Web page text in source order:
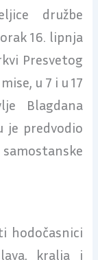
družbe
16. lipnja
Presvetog
u 7 i u 17
Blagdana
je predvodio
hodočasnici
kralja i